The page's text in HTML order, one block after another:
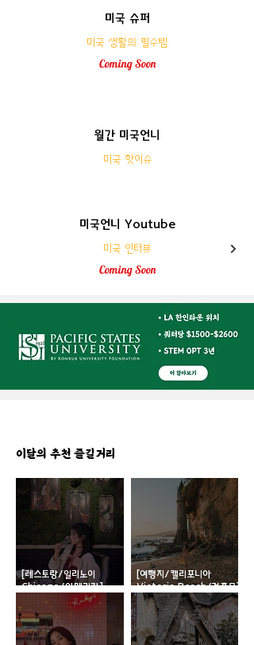
미국 슈퍼
미국 생활의 필수템
ComingSoon
월간 미국언니
미국 핫이슈
미국언니 Youtube
미국 인터뷰
ComingSoon
궁금하면 전문가에게
학생단체, 동호회, 비영리 Coming
Soon
​미국 생활정보
​미국 구인구직
미국 행사/모임 공지
이달의 추천 즐길거리
[레스토랑/일리노이
Chicago/아메리칸]
[여행지/캘리포니아
Victoria Beach/건축물]
Pirate Tower